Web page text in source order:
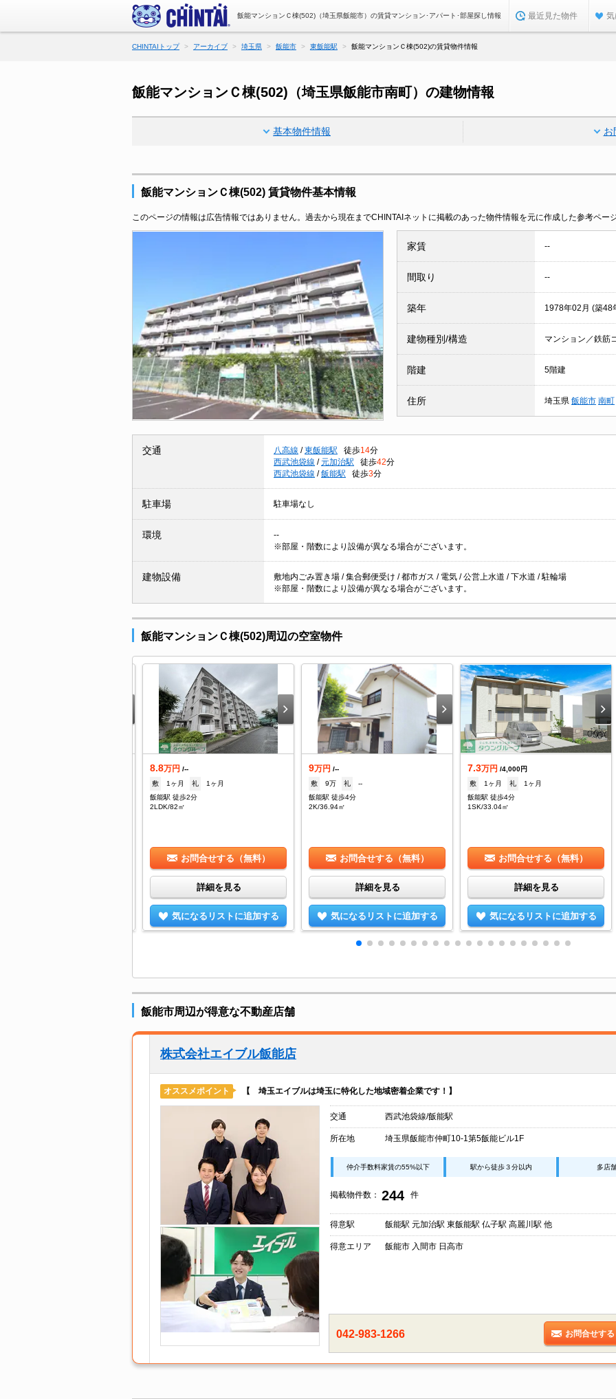
飯能マンションＣ棟(502)（埼玉県飯能市）の賃貸マンション･アパート･部屋探し情報 最近見た物件 気
CHINTAIトップ アーカイブ 埼玉県 飯能市 東飯能駅 飯能マンションＣ棟(502)の賃貸物件情報
飯能マンションＣ棟(502)（埼玉県飯能市南町）の建物情報
基本物件情報 お
飯能マンションＣ棟(502) 賃貸物件基本情報
このページの情報は広告情報ではありません。過去から現在までCHINTAIネットに掲載のあった物件情報を元に作成した参考ページ
家賃 --
間取り --
築年 1978年02月 (築48
建物種別/構造 マンション／鉄筋
階建 5階建
住所 埼玉県 飯能市 南町
交通 八高線 / 東飯能駅 徒歩14分
西武池袋線 / 元加治駅 徒歩42分
西武池袋線 / 飯能駅 徒歩3分
駐車場 駐車場なし
環境
--
※部屋・階数により設備が異なる場合がございます。
建物設備
敷地内ごみ置き場 / 集合郵便受け / 都市ガス / 電気 / 公営上水道 / 下水道 / 駐輪場
※部屋・階数により設備が異なる場合がございます。
飯能マンションＣ棟(502)周辺の空室物件
8.8万円 /--
敷
1ヶ月 礼
1ヶ月
飯能駅 徒歩2分
2LDK/82㎡
お問合せする（無料）
詳細を見る
気になるリストに追加する
9万円 /--
敷
9万 礼
--
飯能駅 徒歩4分
2K/36.94㎡
お問合せする（無料）
詳細を見る
気になるリストに追加する
7.3万円 /4,000円
敷
1ヶ月 礼
1ヶ月
飯能駅 徒歩4分
1SK/33.04㎡
お問合せする（無料）
詳細を見る
気になるリストに追加する
飯能市周辺が得意な不動産店舗
株式会社エイブル飯能店
オススメポイント 【 埼玉エイブルは埼玉に特化した地域密着企業です！】
交通 西武池袋線/飯能駅
所在地 埼玉県飯能市仲町10-1第5飯能ビル1F
仲介手数料家賃の55%以下 駅から徒歩３分以内 多店
掲載物件数： 244 件
得意駅 飯能駅 元加治駅 東飯能駅 仏子駅 高麗川駅 他
得意エリア 飯能市 入間市 日高市
042-983-1266 お問合せする